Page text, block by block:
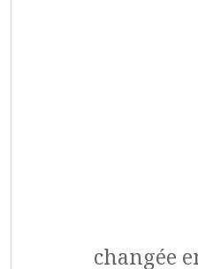
changée